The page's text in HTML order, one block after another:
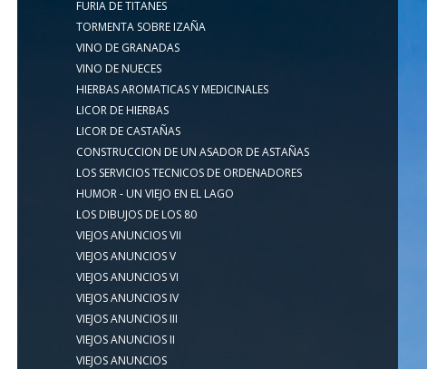
FURIA DE TITANES
TORMENTA SOBRE IZAÑA
VINO DE GRANADAS
VINO DE NUECES
HIERBAS AROMATICAS Y MEDICINALES
LICOR DE HIERBAS
LICOR DE CASTAÑAS
CONSTRUCCION DE UN ASADOR DE ASTAÑAS
LOS SERVICIOS TECNICOS DE ORDENADORES
HUMOR - UN VIEJO EN EL LAGO
LOS DIBUJOS DE LOS 80
VIEJOS ANUNCIOS VII
VIEJOS ANUNCIOS V
VIEJOS ANUNCIOS VI
VIEJOS ANUNCIOS IV
VIEJOS ANUNCIOS III
VIEJOS ANUNCIOS II
VIEJOS ANUNCIOS